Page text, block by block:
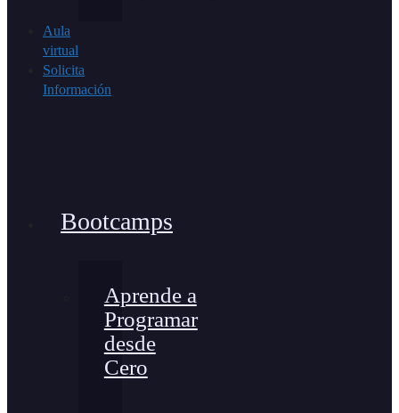
Aula
virtual
Solicita
Información
Bootcamps
Aprende a
Programar
desde
Cero